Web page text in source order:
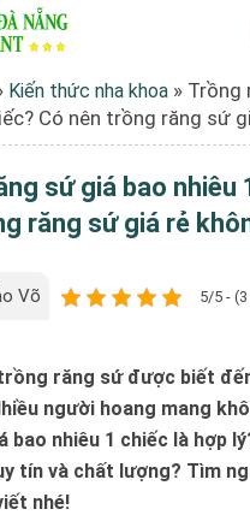
Kiến thức nha khoa » Trồng
Có nên trồng răng sứ
sứ giá bao nhiêu
răng sứ giá rẻ
Võ 5/5 -
răng sứ được biết
người hoang mang
bao nhiêu 1 chiếc là hợp
tín và chất lượng? Tìm
nhé!